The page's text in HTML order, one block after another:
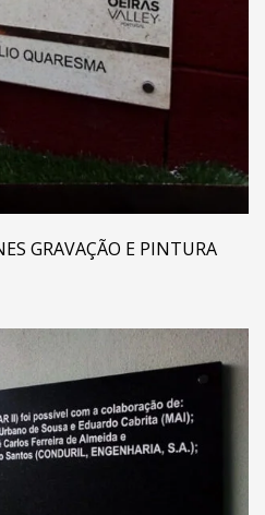
GRAVAÇÃO E PINTURA